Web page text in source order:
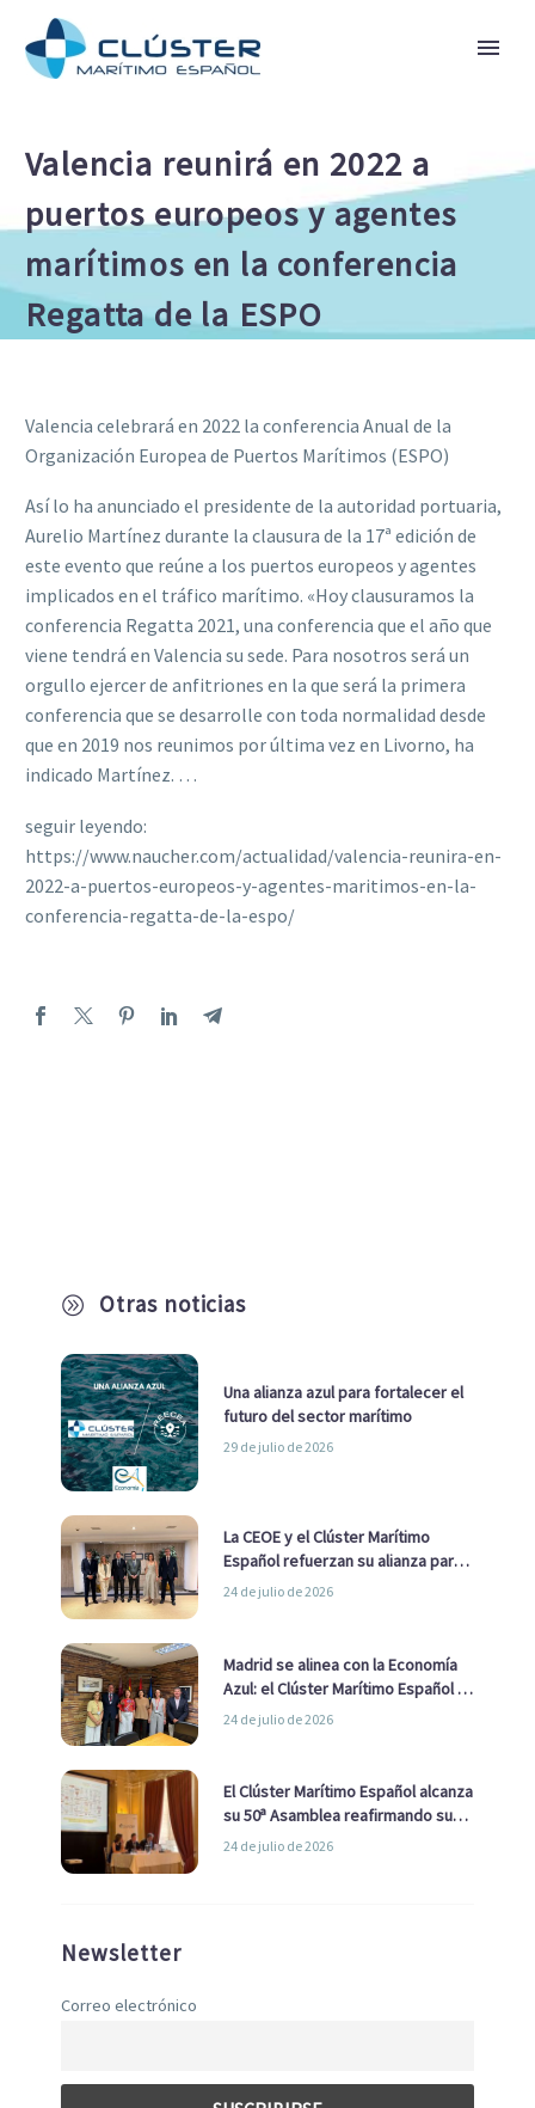
Valencia reunirá en 2022 a
puertos europeos y agentes
marítimos en la conferencia
Regatta de la ESPO
A Otras noticias
Una alianza azul para fortalecer el
futuro del sector marítimo
29 de julio de 2026
La CEOE y el Clúster Marítimo
Español refuerzan su alianza para
impulsar una estrategia Nacional
24 de julio de 2026
Madrid se alinea con la Economía
Azul: el Clúster Marítimo Español y
la Real Liga Naval avanzan alianzas
24 de julio de 2026
El Clúster Marítimo Español alcanza
su 50ª Asamblea reafirmando su
liderazgo en la Economía Azul
24 de julio de 2026
Newsletter
Correo electrónico
Valencia celebrará en 2022 la conferencia Anual de la
Organización Europea de Puertos Marítimos (ESPO)
Así lo ha anunciado el presidente de la autoridad portuaria,
Aurelio Martínez durante la clausura de la 17ª edición de
este evento que reúne a los puertos europeos y agentes
implicados en el tráfico marítimo. «Hoy clausuramos la
conferencia Regatta 2021, una conferencia que el año que
viene tendrá en Valencia su sede. Para nosotros será un
orgullo ejercer de anfitriones en la que será la primera
conferencia que se desarrolle con toda normalidad desde
que en 2019 nos reunimos por última vez en Livorno, ha
indicado Martínez. …
seguir leyendo:
https://www.naucher.com/actualidad/valencia-reunira-en-
2022-a-puertos-europeos-y-agentes-maritimos-en-la-
conferencia-regatta-de-la-espo/